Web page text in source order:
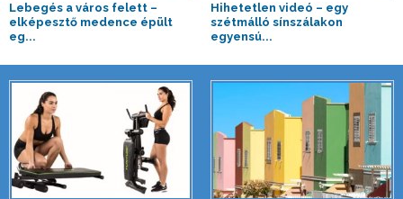
Lebegés a város felett –
elképesztő medence épült
eg...
Hihetetlen videó – egy
szétmálló sínszálakon
egyensú...